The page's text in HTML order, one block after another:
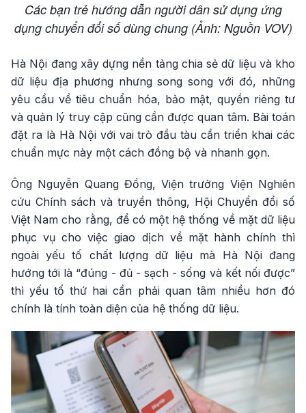
Các bạn trẻ hướng dẫn người dân sử dụng ứng
dụng chuyển đổi số dùng chung (Ảnh: Nguồn VOV)
Hà Nội đang xây dựng nền tảng chia sẻ dữ liệu và kho
dữ liệu địa phương nhưng song song với đó, những
yêu cầu về tiêu chuẩn hóa, bảo mật, quyền riêng tư
và quản lý truy cập cũng cần được quan tâm. Bài toán
đặt ra là Hà Nội với vai trò đầu tàu cần triển khai các
chuẩn mực này một cách đồng bộ và nhanh gọn.
Ông Nguyễn Quang Đồng, Viện trưởng Viện Nghiên
cứu Chính sách và truyền thông, Hội Chuyển đổi số
Việt Nam cho rằng, để có một hệ thống về mặt dữ liệu
phục vụ cho việc giao dịch về mặt hành chính thì
ngoài yếu tố chất lượng dữ liệu mà Hà Nội đang
hướng tới là “đúng - đủ - sạch - sống và kết nối được”
thì yếu tố thứ hai cần phải quan tâm nhiều hơn đó
chính là tính toàn diện của hệ thống dữ liệu.